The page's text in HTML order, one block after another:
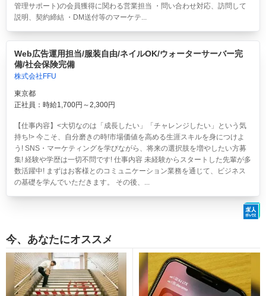
管理サポート)の会員獲得に関わる営業担当 ・問い合わせ対応、訪問して
説明、契約締結 ・DM送付等のマーケテ...
Web広告運用担当/服装自由/ネイルOK/ウォーターサーバー完
備/社会保険完備
株式会社FFU
東京都
正社員：時給1,700円～2,300円
【仕事内容】<大切なのは「成長したい」「チャレンジしたい」という気
持ち!> 今こそ、自分磨きの時!市場価値を高める生涯スキルを身につけよ
う! SNS・マーケティングを学びながら、将来の選択肢を増やしたい方募
集! 経験や学歴は一切不問です! 仕事内容 未経験からスタートした先輩が多
数活躍中! まずはお客様とのコミュニケーション業務を通じて、ビジネス
の基礎を学んでいただきます。 その後、...
今、あなたにオススメ